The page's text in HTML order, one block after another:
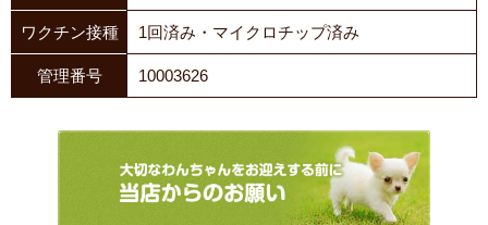
ワクチン接種 1回済み・マイクロチップ済み
管理番号 10003626